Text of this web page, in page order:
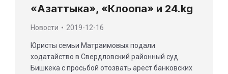
«Азаттыка», «Клоопа» и 24.kg
Новости 2019-12-16
Юристы семьи Матраимовых подали
ходатайство в Свердловский районный суд
Бишкека с просьбой отозвать арест банковских